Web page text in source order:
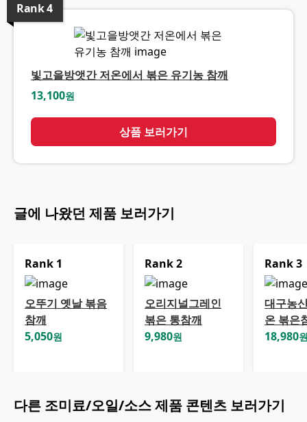
Rank4
빛고을방앳간 저온에서 볶은 유기농 참깨
13,100원
상품 보러가기
글에 나왔던 제품 보러가기
Rank 1
오뚜기 옛날 볶음
참깨
5,050원
Rank2
오리지널그레인
볶은 통참깨
9,980원
Rank3
대구농
온 볶은
18,980
다른 조미료/오일/소스제품 콘텐츠 보러가기